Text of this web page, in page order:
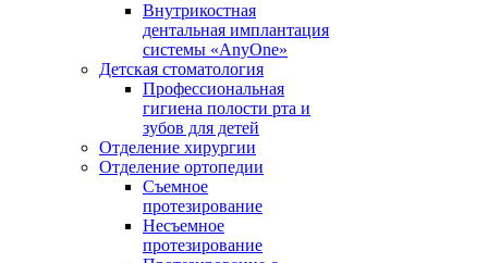
Внутрикостная
дентальная имплантация
системы «AnyOne»
Детская стоматология
Профессиональная
гигиена полости рта и
зубов для детей
Отделение хирургии
Отделение ортопедии
Съемное
протезирование
Несъемное
протезирование